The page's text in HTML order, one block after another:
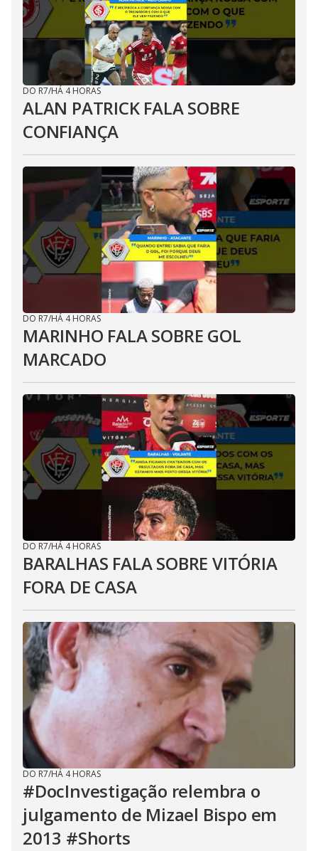
DO R7/HÁ 4 HORAS
ALAN PATRICK FALA SOBRE
CONFIANÇA
DO R7/HÁ 4 HORAS
MARINHO FALA SOBRE GOL
MARCADO
DO R7/HÁ 4 HORAS
BARALHAS FALA SOBRE VITÓRIA
FORA DE CASA
DO R7/HÁ 4 HORAS
#DocInvestigação relembra o
julgamento de Mizael Bispo em
2013 #Shorts